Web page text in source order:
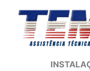
conteúdo